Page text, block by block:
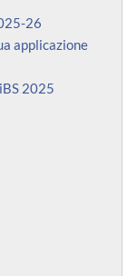
26
applicazione
2025